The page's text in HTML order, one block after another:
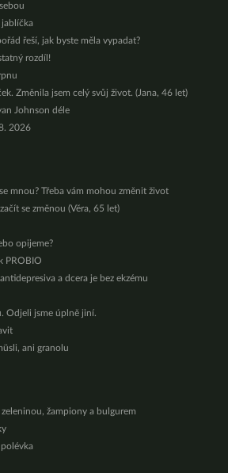
řeší, jak byste měla vypadat?
rozdíl!
Změnila jsem celý svůj život. (Jana, 46 let)
Johnson déle
2026
mnou? Třeba vám mohou změnit život
se změnou (Věra, 65 let)
opijeme?
PROBIO
a dcera je bez ekzému
Odjeli jsme úplně jiní.
ani granolu
žampiony a bulgurem